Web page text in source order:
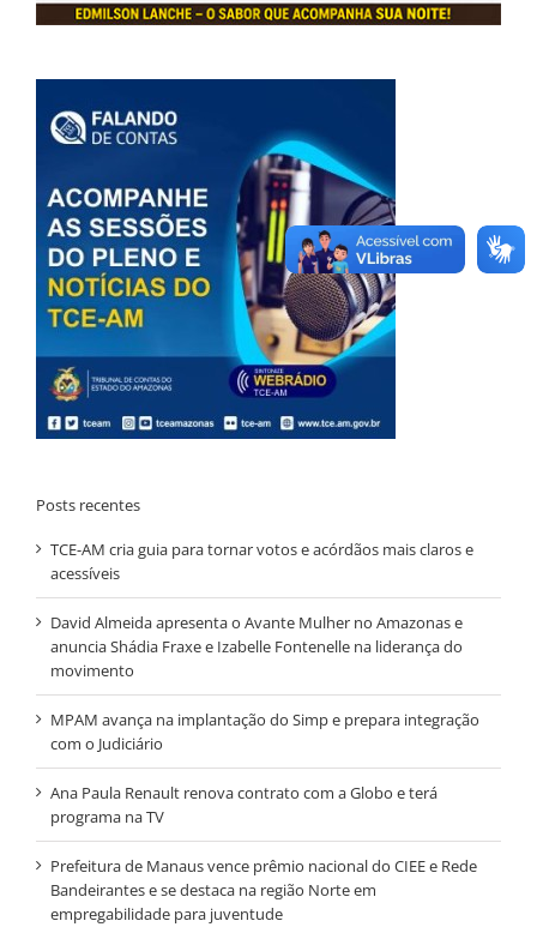
Posts recentes
TCE-AM cria guia para tornar votos e acórdãos mais claros e
acessíveis
David Almeida apresenta o Avante Mulher no Amazonas e
anuncia Shádia Fraxe e Izabelle Fontenelle na liderança do
movimento
MPAM avança na implantação do Simp e prepara integração
com o Judiciário
Ana Paula Renault renova contrato com a Globo e terá
programa na TV
Prefeitura de Manaus vence prêmio nacional do CIEE e Rede
Bandeirantes e se destaca na região Norte em
empregabilidade para juventude